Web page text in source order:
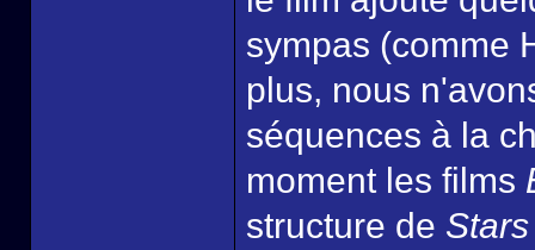
sympas (comme
plus, nous
séquences à la
moment les films
structure de Stars